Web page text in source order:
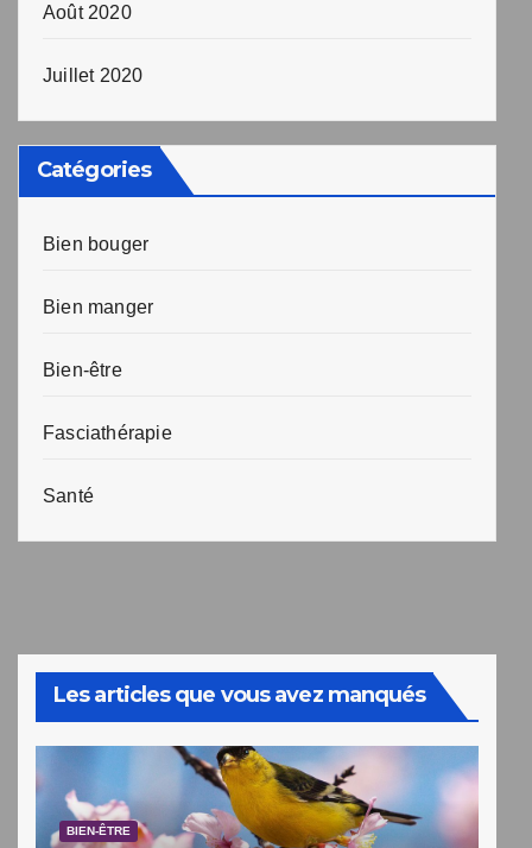
Août 2020
Juillet 2020
Catégories
Bien bouger
Bien manger
Bien-être
Fasciathérapie
Santé
Les articles que vous avez manqués
BIEN-ÊTRE